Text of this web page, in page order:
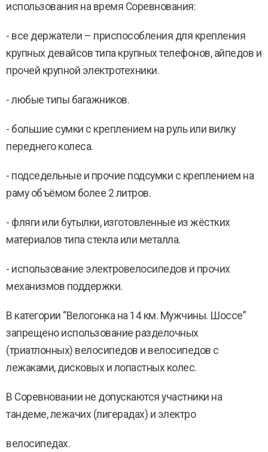
использования на время Соревнования:
- все держатели – приспособления для крепления
крупных девайсов типа крупных телефонов, айпедов и
прочей крупной электротехники.
- любые типы багажников.
- большие сумки с креплением на руль или вилку
переднего колеса.
- подседельные и прочие подсумки с креплением на
раму объёмом более 2 литров.
- фляги или бутылки, изготовленные из жёстких
материалов типа стекла или металла.
- использование электровелосипедов и прочих
механизмов поддержки.
В категории “Велогонка на 14 км. Мужчины. Шоссе”
запрещено использование разделочных
(триатлонных) велосипедов и велосипедов с
лежаками, дисковых и лопастных колес.
В Соревновании не допускаются участники на
тандеме, лежачих (лигерадах) и электро
велосипедах.